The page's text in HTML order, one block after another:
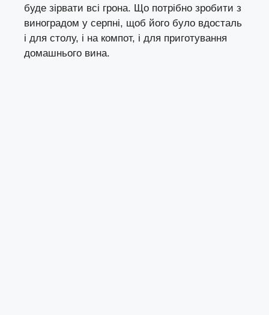
буде зірвати всі грона. Що потрібно зробити з
виноградом у серпні, щоб його було вдосталь
і для столу, і на компот, і для приготування
домашнього вина.